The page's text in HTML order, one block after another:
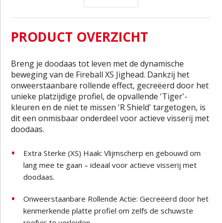
PRODUCT OVERZICHT
Breng je doodaas tot leven met de dynamische
beweging van de Fireball XS Jighead. Dankzij het
onweerstaanbare rollende effect, gecreëerd door het
unieke platzijdige profiel, de opvallende 'Tiger'-
kleuren en de niet te missen 'R Shield' targetogen, is
dit een onmisbaar onderdeel voor actieve visserij met
doodaas.
Extra Sterke (XS) Haak: Vlijmscherp en gebouwd om
lang mee te gaan – ideaal voor actieve visserij met
doodaas.
Onweerstaanbare Rollende Actie: Gecreëerd door het
kenmerkende platte profiel om zelfs de schuwste